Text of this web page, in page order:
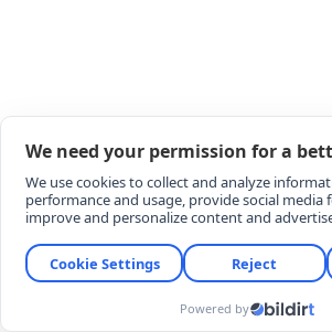
Yağışlar kuvvetleniyor: 5 il
uyarısı